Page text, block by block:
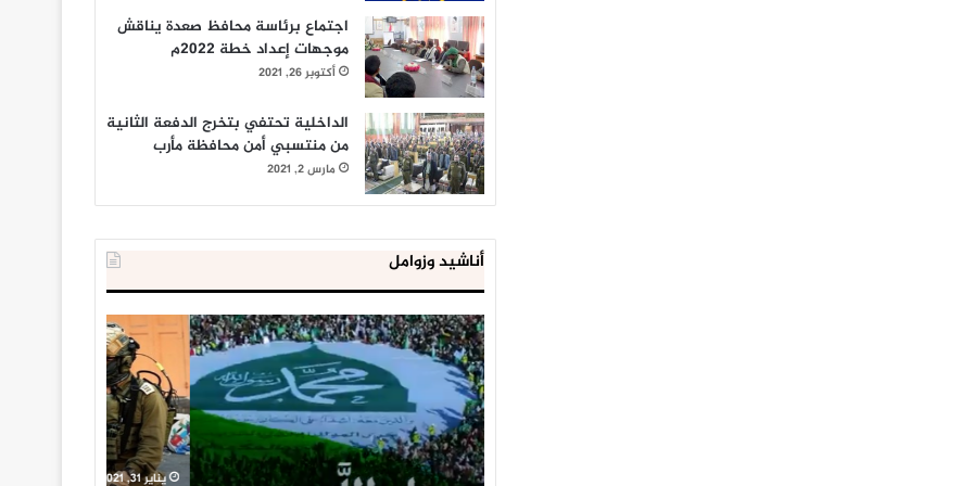
اجتماع برئاسة محافظ صعدة يناقش
موجهات إعداد خطة 2022م
أكتوبر 26, 2021
الداخلية تحتفي بتخرج الدفعة الثانية
من منتسبي أمن محافظة مأرب
مارس 2, 2021
أناشيد وزوامل
العدو
الإسرائيلي
اعتقل
543
طفلا
فلسطينيا
خلال
يناير 31, 2021
الداخلية
المصرية
تعلن
إحباط
‘مخطط
كبير’
للإخوان